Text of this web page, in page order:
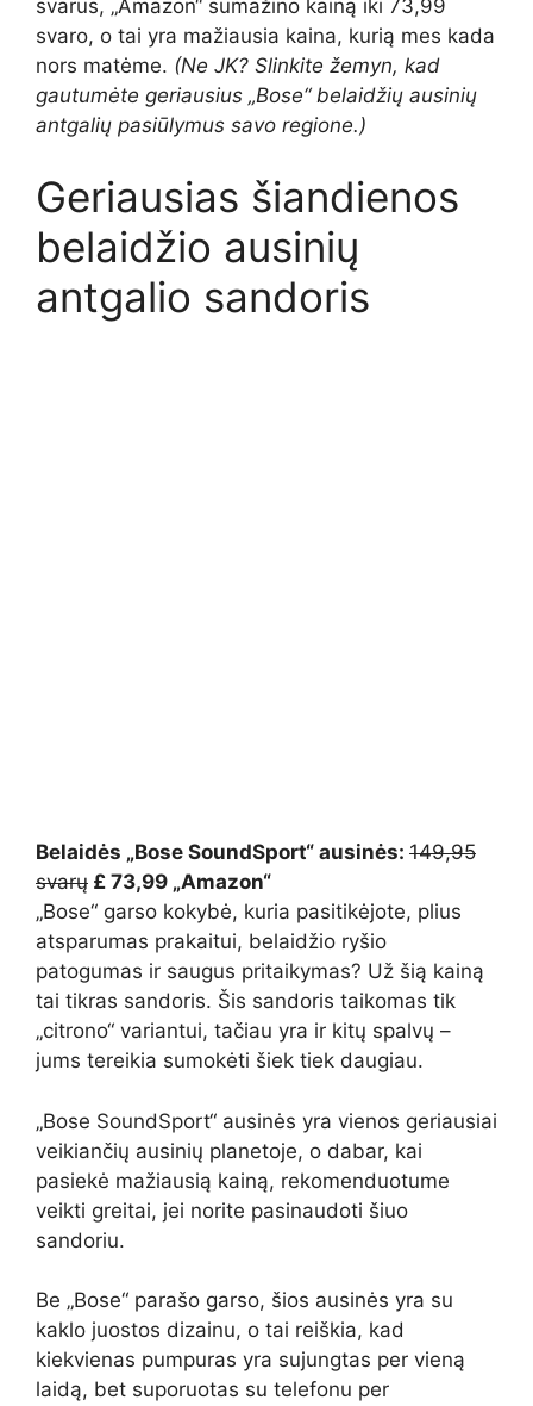
svarus, „Amazon“ sumažino kainą iki 73,99
svaro, o tai yra mažiausia kaina, kurią mes kada
nors matėme. (Ne JK? Slinkite žemyn, kad
gautumėte geriausius „Bose“ belaidžių ausinių
antgalių pasiūlymus savo regione.)
Geriausias šiandienos
belaidžio ausinių
antgalio sandoris
Belaidės „Bose SoundSport“ ausinės: 149,95
svarų £ 73,99 „Amazon“
„Bose“ garso kokybė, kuria pasitikėjote, plius
atsparumas prakaitui, belaidžio ryšio
patogumas ir saugus pritaikymas? Už šią kainą
tai tikras sandoris. Šis sandoris taikomas tik
„citrono“ variantui, tačiau yra ir kitų spalvų –
jums tereikia sumokėti šiek tiek daugiau.
„Bose SoundSport“ ausinės yra vienos geriausiai
veikiančių ausinių planetoje, o dabar, kai
pasiekė mažiausią kainą, rekomenduotume
veikti greitai, jei norite pasinaudoti šiuo
sandoriu.
Be „Bose“ parašo garso, šios ausinės yra su
kaklo juostos dizainu, o tai reiškia, kad
kiekvienas pumpuras yra sujungtas per vieną
laidą, bet suporuotas su telefonu per